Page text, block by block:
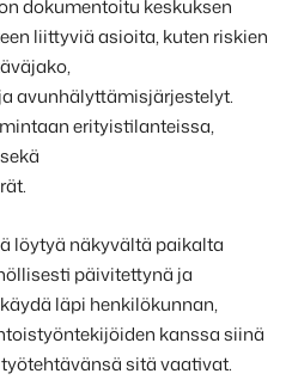
dokumentoitu keskuksen
liittyviä asioita, kuten riskien
avunhälyttämisjärjestelyt.
erityistilanteissa,
löytyä näkyvältä paikalta
päivitettynä ja
läpi henkilökunnan,
kanssa siinä
sitä vaativat.